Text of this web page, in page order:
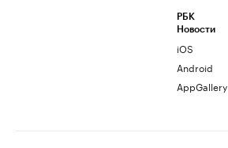
РБК
Новости
iOS
Android
AppGallery